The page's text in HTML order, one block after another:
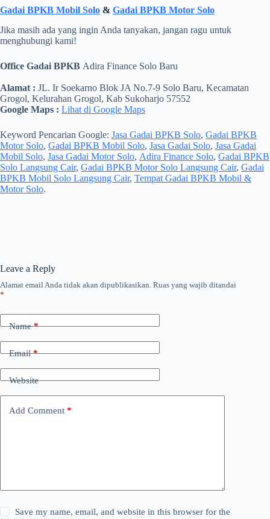
Gadai BPKB Mobil Solo & Gadai BPKB Motor Solo
Jika masih ada yang ingin Anda tanyakan, jangan ragu untuk
menghubungi kami!
Office Gadai BPKB Adira Finance Solo Baru
Alamat : JL. Ir Soekarno Blok JA No.7-9 Solo Baru, Kecamatan
Grogol, Kelurahan Grogol, Kab Sukoharjo 57552
Google Maps : Lihat di Google Maps
Keyword Pencarian Google: Jasa Gadai BPKB Solo, Gadai BPKB
Motor Solo, Gadai BPKB Mobil Solo, Jasa Gadai Solo, Jasa Gadai
Mobil Solo, Jasa Gadai Motor Solo, Adira Finance Solo, Gadai BPKB
Solo Langsung Cair, Gadai BPKB Motor Solo Langsung Cair, Gadai
BPKB Mobil Solo Langsung Cair, Tempat Gadai BPKB Mobil &
Motor Solo.
Leave a Reply
Alamat email Anda tidak akan dipublikasikan. Ruas yang wajib ditandai
*
Name*
Email*
Website
Add Comment *
Save my name, email, and website in this browser for the